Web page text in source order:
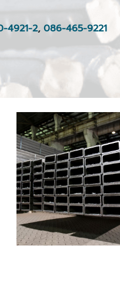
4921-2, 086-465-9221